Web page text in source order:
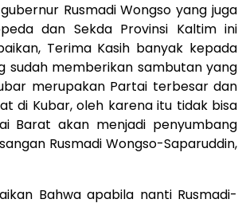
Rusmadi Wongso yang juga
dan Sekda Provinsi Kaltim ini
Terima Kasih banyak kepada
sudah memberikan sambutan yang
merupakan Partai terbesar dan
di Kubar, oleh karena itu tidak bisa
Barat akan menjadi penyumbang
Rusmadi Wongso-Saparuddin,
apabila nanti Rusmadi-